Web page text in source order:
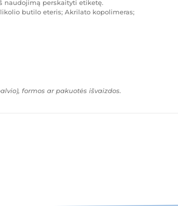
naudojimą perskaityti etiketę.
butilo eteris; Akrilato kopolimeras;
formos ar pakuotės išvaizdos.